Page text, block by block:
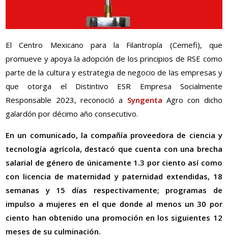
El Centro Mexicano para la Filantropía (Cemefi), que
promueve y apoya la adopción de los principios de RSE como
parte de la cultura y estrategia de negocio de las empresas y
que otorga el Distintivo ESR Empresa Socialmente
Responsable 2023, reconoció a Syngenta Agro con dicho
galardón por décimo año consecutivo.
En un comunicado, la compañía proveedora de ciencia y
tecnología agrícola, destacó que cuenta con una brecha
salarial de género de únicamente 1.3 por ciento así como
con licencia de maternidad y paternidad extendidas, 18
semanas y 15 días respectivamente; programas de
impulso a mujeres en el que donde al menos un 30 por
ciento han obtenido una promoción en los siguientes 12
meses de su culminación.